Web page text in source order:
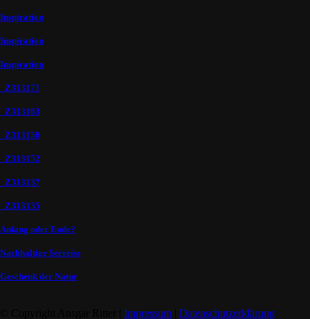
Inspiration
Inspiration
Inspiration
_Z313171
_Z313163
_Z313158
_Z313152
_Z313137
_Z313135
Anfang oder Ende?
Nachhaltige Seereise
Geschenk der Natur
Impressum Datenschutzerklärung